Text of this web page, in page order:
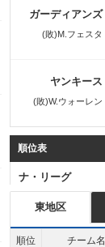
ガーディアンズ
(敗)M.フェスタ
ヤンキース
(敗)W.ウォーレン
順位表
ナ・リーグ
東地区
順位 チーム名